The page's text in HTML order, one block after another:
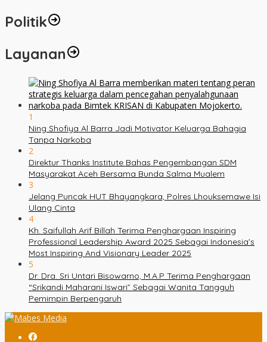
Politik
Layanan
1
Ning Shofiya Al Barra Jadi Motivator Keluarga Bahagia
Tanpa Narkoba
2
Direktur Thanks Institute Bahas Pengembangan SDM
Masyarakat Aceh Bersama Bunda Salma Mualem
3
Jelang Puncak HUT Bhayangkara, Polres Lhouksemawe Isi
Ulang Cinta
4
Kh. Saifullah Arif Billah Terima Penghargaan Inspiring
Professional Leadership Award 2025 Sebagai Indonesia’s
Most Inspiring And Visionary Leader 2025
5
Dr. Dra. Sri Untari Bisowarno, M.A.P Terima Penghargaan
“Srikandi Maharani Iswari” Sebagai Wanita Tangguh
Pemimpin Berpengaruh